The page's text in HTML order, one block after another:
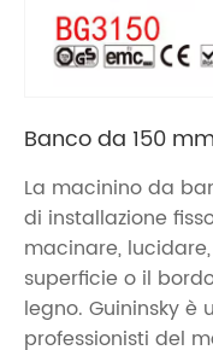
Banco da 150
La macinino da
di installazione
macinare,
superficie o il
legno. Guininsky
professionisti del